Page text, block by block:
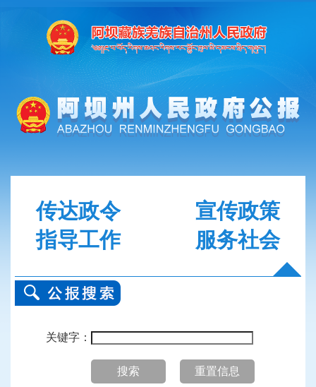
传达政令
宣传政策
指导工作
服务社会
关键字：
搜索 重置信息